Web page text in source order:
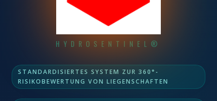
HYDROSENTINEL®
STANDARDISIERTES SYSTEM ZUR 360°-
RISIKOBEWERTUNG VON LIEGENSCHAFTEN